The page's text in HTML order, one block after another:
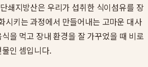
쇄지방산은 우리가 섭취한 식이섬유를 장
시키는 과정에서 만들어내는 고마운 대사
을 먹고 장내 환경을 잘 가꾸었을 때 비로
인 셈입니다.